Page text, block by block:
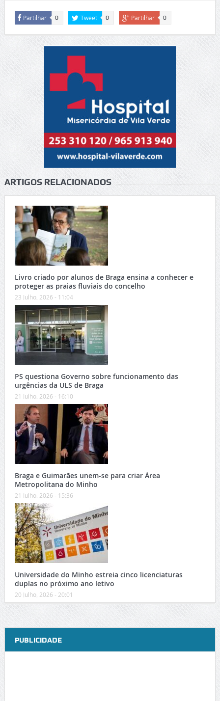
Partilhar 0 Tweet 0 Partilhar 0
ARTIGOS RELACIONADOS
Livro criado por alunos de Braga ensina a conhecer e
proteger as praias fluviais do concelho
23 Julho, 2026 - 11:04
PS questiona Governo sobre funcionamento das
urgências da ULS de Braga
21 Julho, 2026 - 16:10
Braga e Guimarães unem-se para criar Área
Metropolitana do Minho
21 Julho, 2026 - 15:36
Universidade do Minho estreia cinco licenciaturas
duplas no próximo ano letivo
20 Julho, 2026 - 20:01
PUBLICIDADE